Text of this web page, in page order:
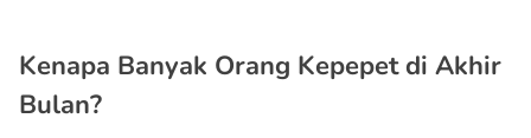
Kenapa Banyak Orang Kepepet di Akhir
Bulan?